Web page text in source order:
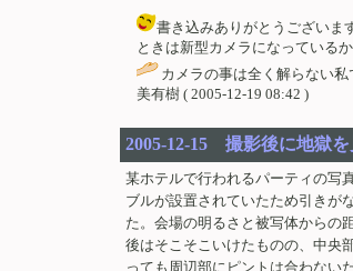
書き込みありがとうございま
ときは新型カメラになっている
カメラの事は全く解らない
美有樹 ( 2005-12-19 08:42 )
2005-12-15 撮影後に地獄を
某ホテルで行われるパーティの写
ブルが設置されていたため引きが
た。会場の明るさと被写体からの
後はそこそこいけたものの、中央
っても周辺部にピントは合わない